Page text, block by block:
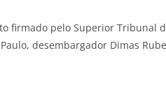
firmado pelo Superior Tribunal
desembargador Dimas